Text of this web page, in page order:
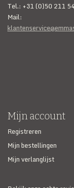
Tel.: +31 (0)50 211
Mail:
Mijn account
Registreren
Mijn bestellingen
Mijn verlanglijst